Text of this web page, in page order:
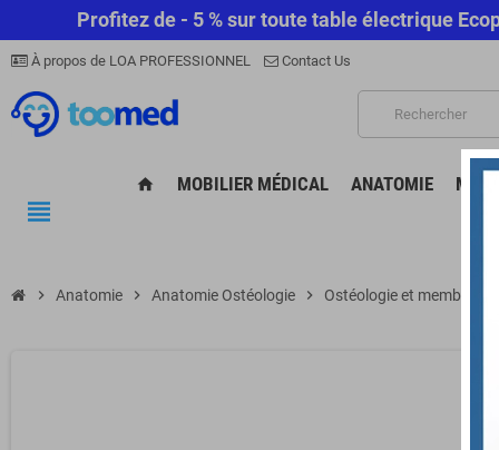
Profitez de - 5 % sur toute table électrique
À propos de LOA PROFESSIONNEL Contact Us
view_headline
home MOBILIER MÉDICAL ANATOMIE
chevron_right Anatomie chevron_right Anatomie Ostéologie chevron_right Ostéologie et membres